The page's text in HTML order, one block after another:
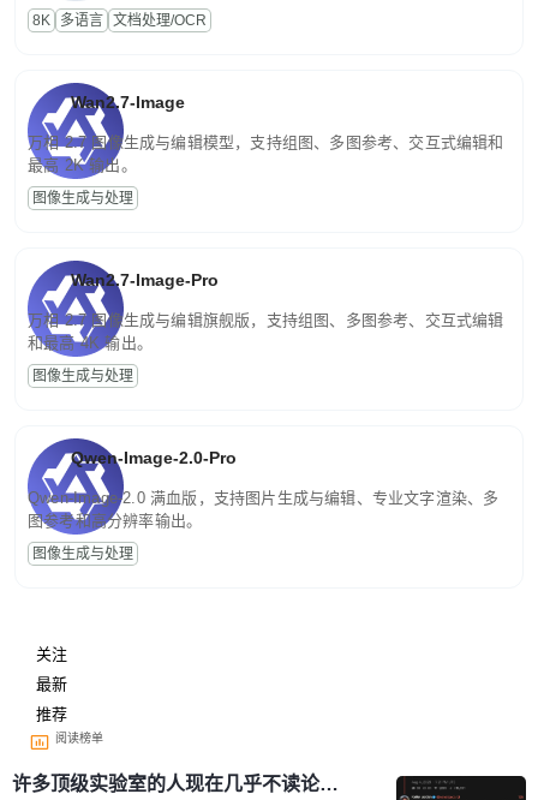
为便于存储、检索和二次处理的结构化结果。
8K 多语言 文档处理/OCR
Wan2.7-Image
万相 2.7 图像生成与编辑模型，支持组图、多图参考、交互式编辑和
最高 2K 输出。
图像生成与处理
Wan2.7-Image-Pro
万相 2.7 图像生成与编辑旗舰版，支持组图、多图参考、交互式编辑
和最高 4K 输出。
图像生成与处理
Qwen-Image-2.0-Pro
Qwen-Image-2.0 满血版，支持图片生成与编辑、专业文字渲染、多
图参考和高分辨率输出。
图像生成与处理
关注
最新
推荐
阅读榜单
许多顶级实验室的人现在几乎不读论文